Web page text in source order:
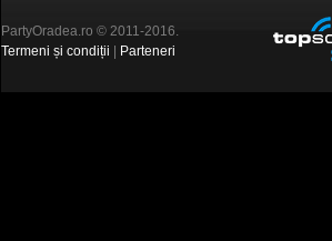
PartyOradea.ro © 2011-2016.
Termeni și condiții
Parteneri